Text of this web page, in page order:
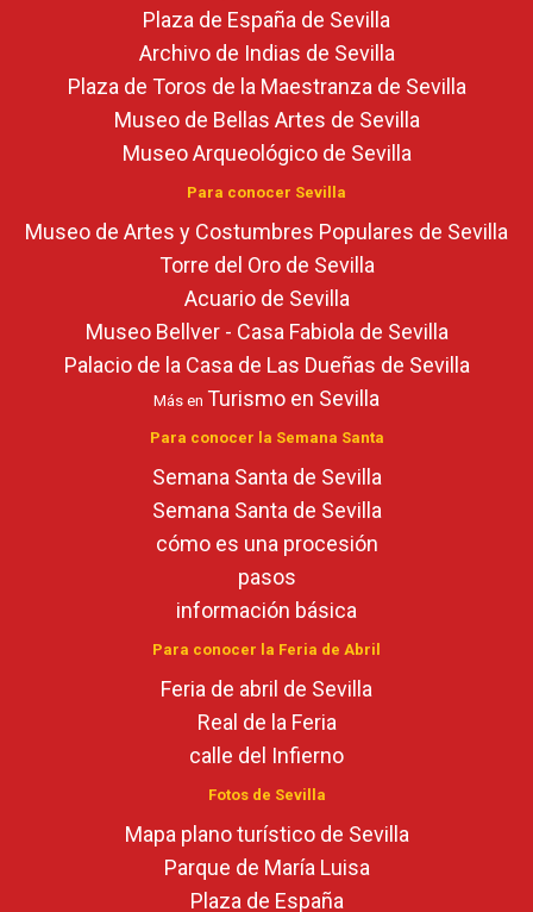
Plaza de España de Sevilla
Archivo de Indias de Sevilla
Plaza de Toros de la Maestranza de Sevilla
Museo de Bellas Artes de Sevilla
Museo Arqueológico de Sevilla
Para conocer Sevilla
Museo de Artes y Costumbres Populares de Sevilla
Torre del Oro de Sevilla
Acuario de Sevilla
Museo Bellver - Casa Fabiola de Sevilla
Palacio de la Casa de Las Dueñas de Sevilla
Más en Turismo en Sevilla
Para conocer la Semana Santa
Semana Santa de Sevilla
Semana Santa de Sevilla
cómo es una procesión
pasos
información básica
Para conocer la Feria de Abril
Feria de abril de Sevilla
Real de la Feria
calle del Infierno
Fotos de Sevilla
Mapa plano turístico de Sevilla
Parque de María Luisa
Plaza de España